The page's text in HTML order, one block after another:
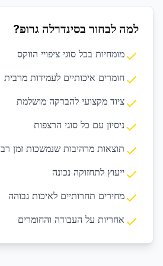
למה לבחור בסינדרלה גרופ?
מומחיות בכל סוגי ציפויי הווקס
חומרים איכותיים לעמידות מרבית
ציוד מקצועי להברקה מושלמת
ניסיון עם כל סוגי הרצפות
תוצאות מרהיבות שנמשכות זמן רב
ייעוץ לתחזוקה נכונה
מחירים תחרותיים לאיכות גבוהה
אחריות על העבודה והחומרים